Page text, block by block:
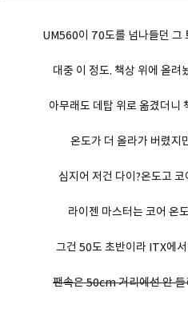
UM560이 70도를 넘나들던 그
대충 이 정도. 책상 위에 올려
아무래도 데탑 위로 옮겼더
온도가 더 올라가 버렸지
심지어 저건 다이?온도고
라이젠 마스터는 코어 온
그건 50도 초반이라 ITX에
팬속은 50cm 거리에선 안